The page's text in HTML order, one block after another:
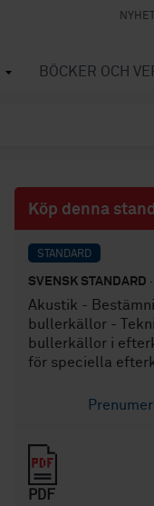
BÖCKER OCH
Köp denna
STANDARD
SVENSK STANDARD
Akustik -
bullerkällor -
bullerkällor i
för speciella
PDF